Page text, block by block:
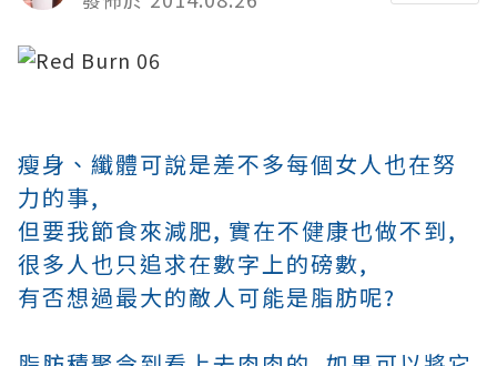
瘦身、纖體可說是差不多每個女人也在努
力的事,
但要我節食來減肥, 實在不健康也做不到,
很多人也只追求在數字上的磅數,
有否想過最大的敵人可能是脂肪呢?